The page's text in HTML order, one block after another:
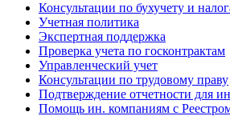
Консультации по бухучету и
Учетная политика
Экспертная поддержка
Проверка учета по госконтрактам
Управленческий учет
Консультации по трудовому праву
Подтверждение отчетности для
Помощь ин. компаниям с